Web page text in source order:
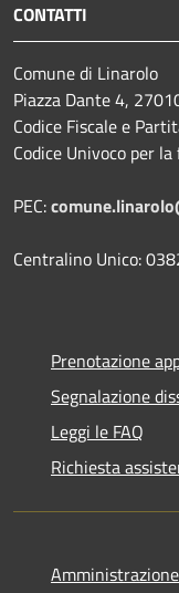
CONTATTI
Comune di Linarolo
Piazza Dante 4,
Codice Fiscale e
Codice Univoco per
PEC:
Centralino Unico:
Prenotazione
Segnalazione
Leggi le FAQ
Richiesta